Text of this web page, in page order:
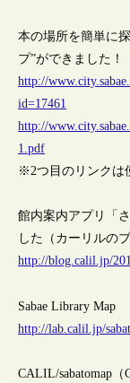
本の場所を簡単に
プ”ができました！
http://
id=17461
http://
1.pdf
※2つ目のリンクは
館内案内アプリ「
した（カーリルの
http://blog.calil.jp/
Sabae Library Map
http://lab.calil.jp/
CALIL/sabatomap（